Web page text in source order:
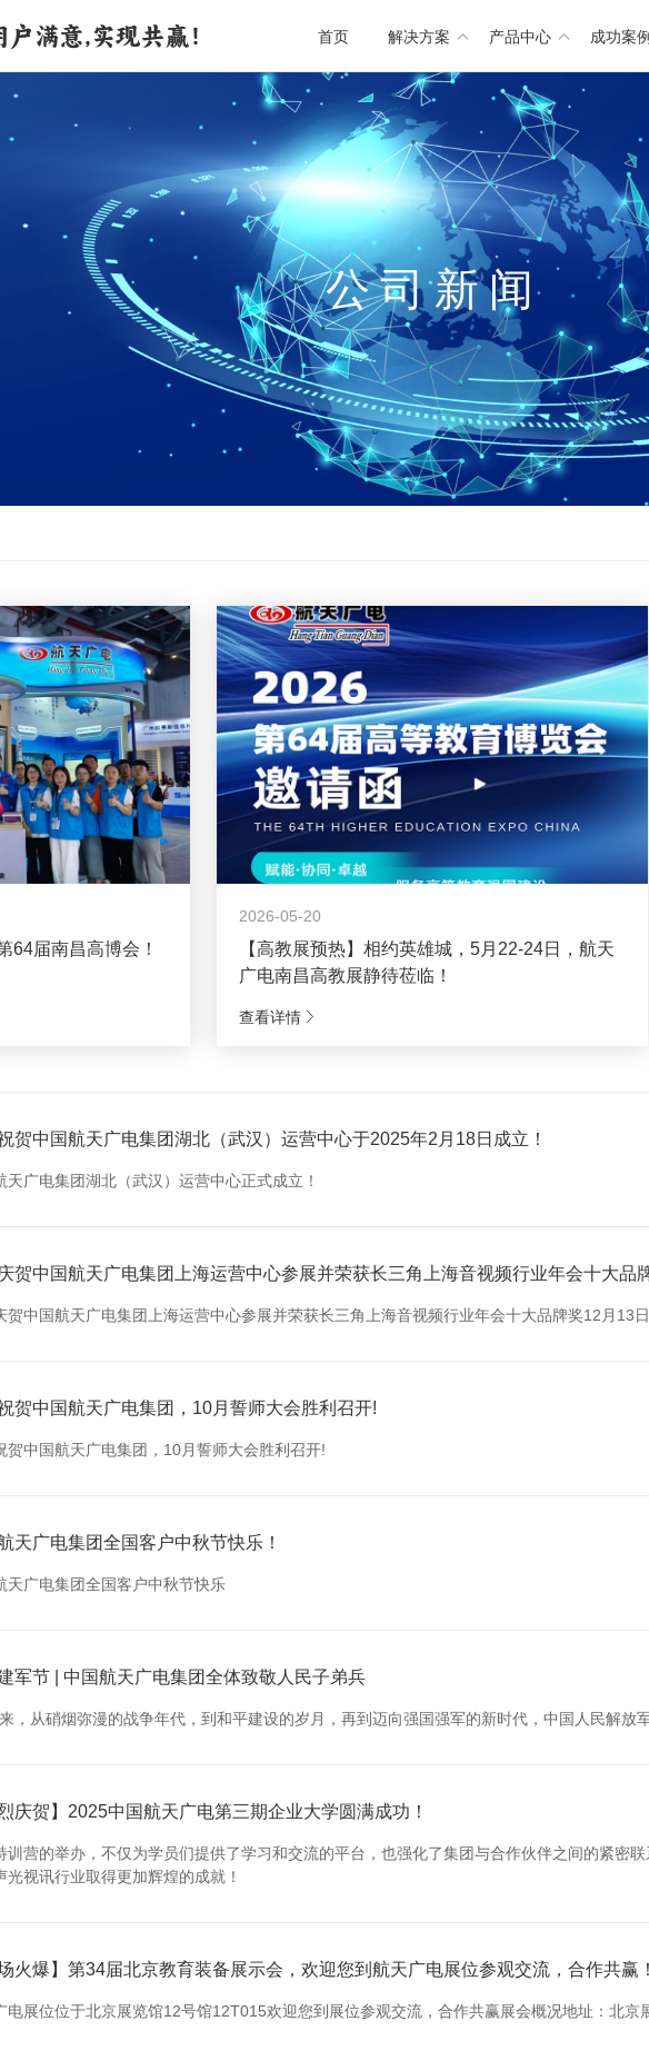
首页 解决方案 产品中心 成功案
公司新闻
64届南昌高博会！
2026-05-20
【高教展预热】相约英雄城，5月22-24日，航天
广电南昌高教展静待莅临！
查看详情
贺中国航天广电集团湖北（武汉）运营中心于2025年2月18日成立！
天广电集团湖北（武汉）运营中心正式成立！
贺中国航天广电集团上海运营中心参展并荣获长三角上海音视频行业年会十大品
贺中国航天广电集团上海运营中心参展并荣获长三角上海音视频行业年会十大品牌奖12月13
贺中国航天广电集团，10月誓师大会胜利召开!
贺中国航天广电集团，10月誓师大会胜利召开!
天广电集团全国客户中秋节快乐！
天广电集团全国客户中秋节快乐
军节 | 中国航天广电集团全体致敬人民子弟兵
，从硝烟弥漫的战争年代，到和平建设的岁月，再到迈向强国强军的新时代，中国人民解放
烈庆贺】2025中国航天广电第三期企业大学圆满成功！
训营的举办，不仅为学员们提供了学习和交流的平台，也强化了集团与合作伙伴之间的紧密
光视讯行业取得更加辉煌的成就！
场火爆】第34届北京教育装备展示会，欢迎您到航天广电展位参观交流，合作共赢！
电展位位于北京展览馆12号馆12T015欢迎您到展位参观交流，合作共赢展会概况地址：北京